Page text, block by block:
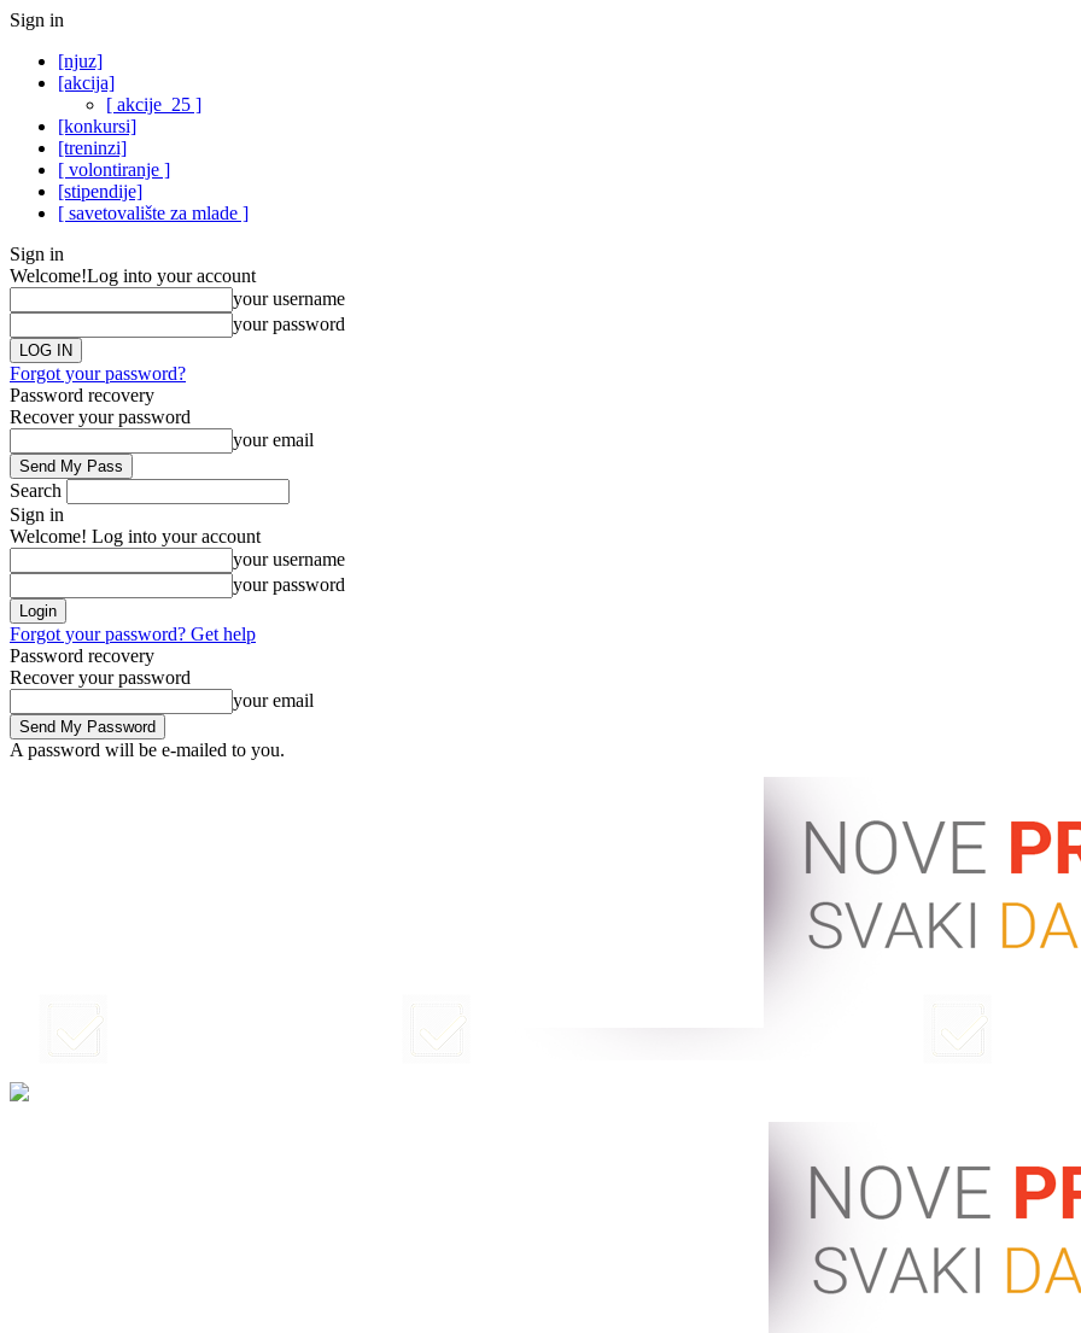
Sign in
[njuz]
[akcija]
[ akcije_25 ]
[konkursi]
[treninzi]
[ volontiranje ]
[stipendije]
[ savetovalište za mlade ]
Sign in
Welcome!Log into your account
your username
your password
Forgot your password?
Password recovery
Recover your password
your email
Search
Sign in
Welcome! Log into your account
your username
your password
Forgot your password? Get help
Password recovery
Recover your password
your email
A password will be e-mailed to you.